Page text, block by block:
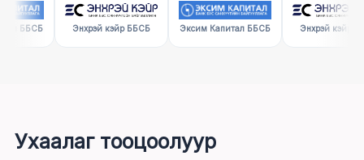
ББСБ Энхрэй кэйр ББСБ Эксим Капитал ББСБ Энхрэй кэйр
Ухаалаг тооцоолуур